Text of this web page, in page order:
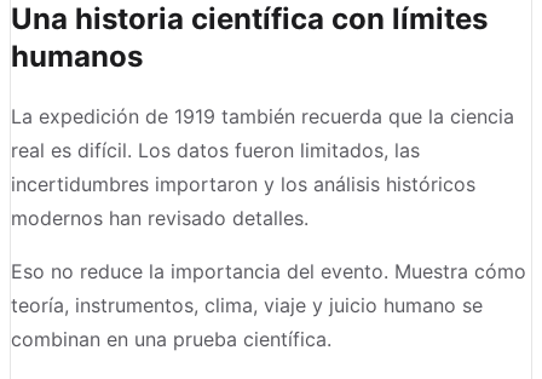
Una historia científica con límites
humanos
La expedición de 1919 también recuerda que la ciencia
real es difícil. Los datos fueron limitados, las
incertidumbres importaron y los análisis históricos
modernos han revisado detalles.
Eso no reduce la importancia del evento. Muestra cómo
teoría, instrumentos, clima, viaje y juicio humano se
combinan en una prueba científica.